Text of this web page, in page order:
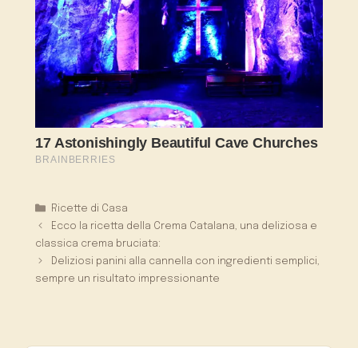
Categorie
Ricette di Casa
Ecco la ricetta della Crema Catalana, una deliziosa e
classica crema bruciata:
Deliziosi panini alla cannella con ingredienti semplici,
sempre un risultato impressionante